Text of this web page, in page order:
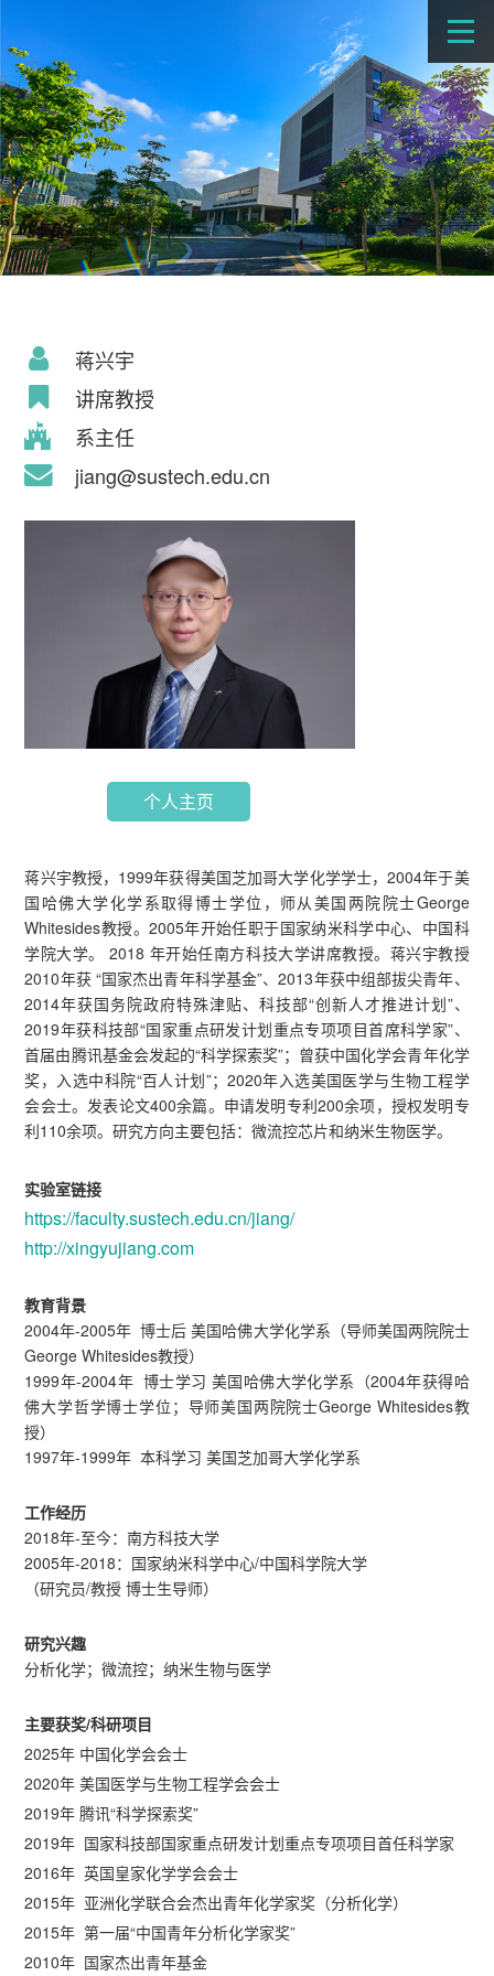
蒋兴宇
讲席教授
系主任
jiang@sustech.edu.cn
个人主页
蒋兴宇教授，1999年获得美国芝加哥大学化学学士，2004年于美
国哈佛大学化学系取得博士学位，师从美国两院院士George
Whitesides教授。2005年开始任职于国家纳米科学中心、中国科
学院大学。 2018 年开始任南方科技大学讲席教授。蒋兴宇教授
2010年获 “国家杰出青年科学基金”、2013年获中组部拔尖青年、
2014年获国务院政府特殊津贴、科技部“创新人才推进计划”、
2019年获科技部“国家重点研发计划重点专项项目首席科学家”、
首届由腾讯基金会发起的“科学探索奖”；曾获中国化学会青年化学
奖，入选中科院“百人计划”；2020年入选美国医学与生物工程学
会会士。发表论文400余篇。申请发明专利200余项，授权发明专
利110余项。研究方向主要包括：微流控芯片和纳米生物医学。
实验室链接
https://faculty.sustech.edu.cn/jiang/
http://xingyujiang.com
教育背景
2004年-2005年 博士后 美国哈佛大学化学系（导师美国两院院士
George Whitesides教授）
1999年-2004年 博士学习 美国哈佛大学化学系（2004年获得哈
佛大学哲学博士学位；导师美国两院院士George Whitesides教
授）
1997年-1999年 本科学习 美国芝加哥大学化学系
工作经历
2018年-至今：南方科技大学
2005年-2018：国家纳米科学中心/中国科学院大学
（研究员/教授 博士生导师）
研究兴趣
分析化学；微流控；纳米生物与医学
主要获奖/科研项目
2025年 中国化学会会士
2020年 美国医学与生物工程学会会士
2019年 腾讯“科学探索奖”
2019年 国家科技部国家重点研发计划重点专项项目首任科学家
2016年 英国皇家化学学会会士
2015年 亚洲化学联合会杰出青年化学家奖（分析化学）
2015年 第一届“中国青年分析化学家奖”
2010年 国家杰出青年基金